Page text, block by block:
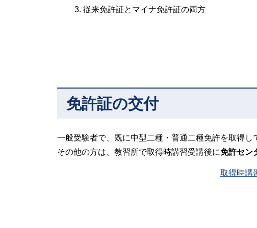
従来免許証とマイナ免許証の両方
免許証の交付
一般受験者で、既に中型二種・普通二種免許を取得し
その他の方は、教習所で取得時講習受講後に免許セン
取得時講